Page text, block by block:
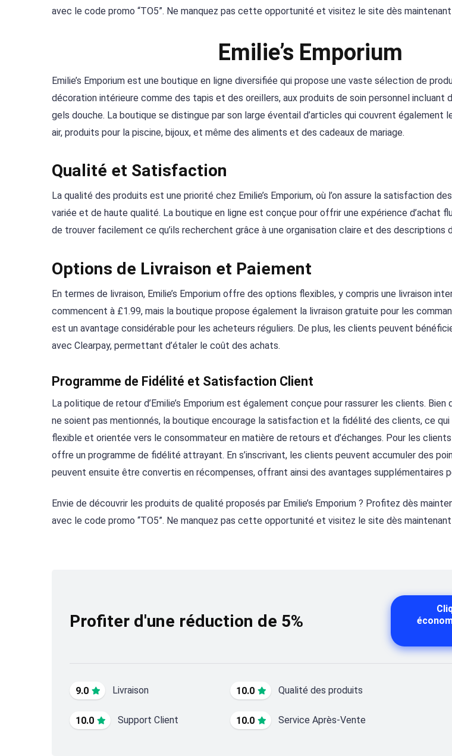
avec le code promo “TO5”. Ne manquez pas cette opportunité et visitez le site dès maintenant
Emilie’s Emporium
Emilie’s Emporium est une boutique en ligne diversifiée qui propose une vaste sélection de
décoration intérieure comme des tapis et des oreillers, aux produits de soin personnel incluant
gels douche. La boutique se distingue par son large éventail d’articles qui couvrent également
air, produits pour la piscine, bijoux, et même des aliments et des cadeaux de mariage.
Qualité et Satisfaction
La qualité des produits est une priorité chez Emilie’s Emporium, où l’on assure la satisfaction
variée et de haute qualité. La boutique en ligne est conçue pour offrir une expérience d’achat
de trouver facilement ce qu’ils recherchent grâce à une organisation claire et des descriptions
Options de Livraison et Paiement
En termes de livraison, Emilie’s Emporium offre des options flexibles, y compris une livraison
commencent à £1.99, mais la boutique propose également la livraison gratuite pour les
est un avantage considérable pour les acheteurs réguliers. De plus, les clients peuvent
avec Clearpay, permettant d’étaler le coût des achats.
Programme de Fidélité et Satisfaction Client
La politique de retour d’Emilie’s Emporium est également conçue pour rassurer les clients.
ne soient pas mentionnés, la boutique encourage la satisfaction et la fidélité des clients, ce qui
flexible et orientée vers le consommateur en matière de retours et d’échanges. Pour les clients
offre un programme de fidélité attrayant. En s’inscrivant, les clients peuvent accumuler des
peuvent ensuite être convertis en récompenses, offrant ainsi des avantages supplémentaires
Envie de découvrir les produits de qualité proposés par Emilie’s Emporium ? Profitez dès
avec le code promo “TO5”. Ne manquez pas cette opportunité et visitez le site dès maintenant
Profiter d'une réduction de 5%
9.0 Livraison 10.0 Qualité des produits
10.0 Support Client 10.0 Service Après-Vente